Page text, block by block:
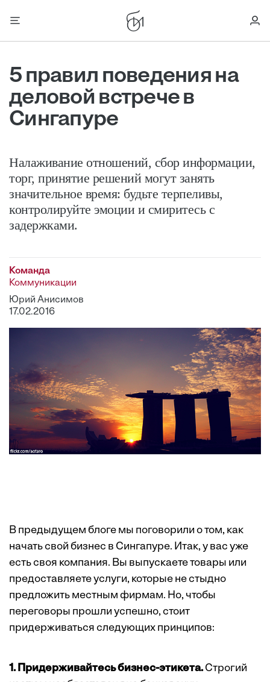
5 правил поведения на
деловой встрече в
Сингапуре
Налаживание отношений, сбор информации,
торг, принятие решений могут занять
значительное время: будьте терпеливы,
контролируйте эмоции и смиритесь с
задержками.
Команда
Коммуникации
Юрий Анисимов
17.02.2016
В предыдущем блоге мы поговорили о том, как
начать свой бизнес в Сингапуре. Итак, у вас уже
есть своя компания. Вы выпускаете товары или
предоставляете услуги, которые не стыдно
предложить местным фирмам. Но, чтобы
переговоры прошли успешно, стоит
придерживаться следующих принципов:
1. Придерживайтесь бизнес-этикета.Строгий